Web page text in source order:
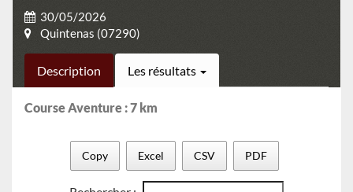
30/05/2026
Quintenas (07290)
Description Les résultats
Course Aventure : 7 km
Copy Excel CSV PDF